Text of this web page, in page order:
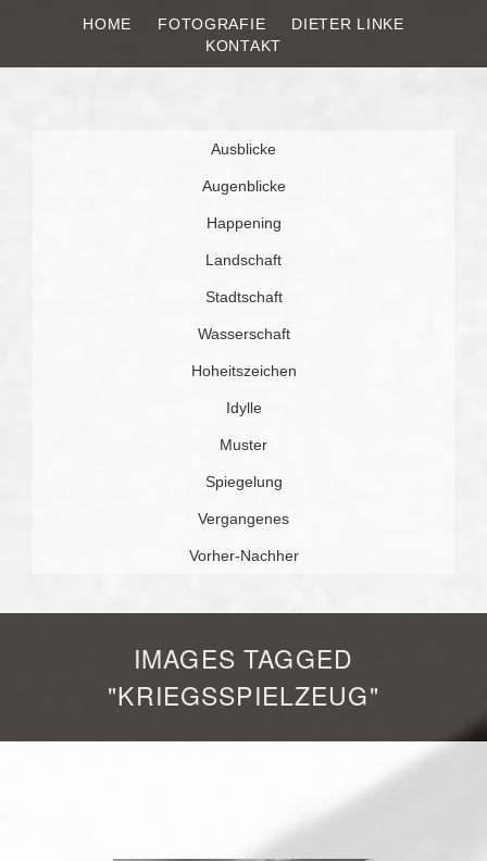
HOME FOTOGRAFIE
DIETER LINKE
KONTAKT
DIETER LINKE
Ausblicke
Augenblicke
Happening
Landschaft
Stadtschaft
Wasserschaft
Hoheitszeichen
Idylle
Muster
Spiegelung
Vergangenes
Vorher-Nachher
IMAGES TAGGED
"KRIEGSSPIELZEUG"